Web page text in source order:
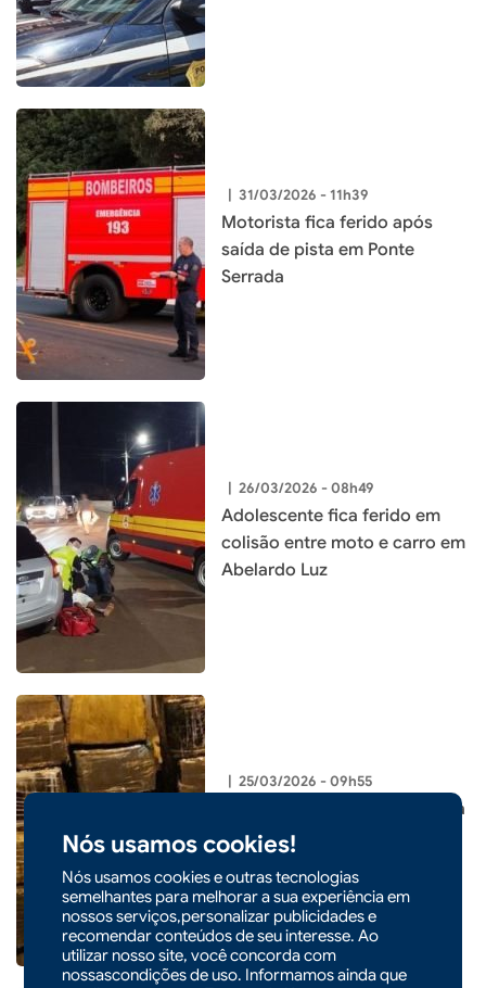
Nós usamos cookies!
Nós usamos cookies e outras tecnologias
semelhantes para melhorar a sua experiência em
nossos serviços,personalizar publicidades e
recomendar conteúdos de seu interesse. Ao
utilizar nosso site, você concorda com
nossascondições de uso. Informamos ainda que
| 31/03/2026 - 11h39
Motorista fica ferido após
saída de pista em Ponte
Serrada
| 26/03/2026 - 08h49
Adolescente fica ferido em
colisão entre moto e carro em
Abelardo Luz
| 25/03/2026 - 09h55
Quase 1 tonelada de maconha
é apreendida após